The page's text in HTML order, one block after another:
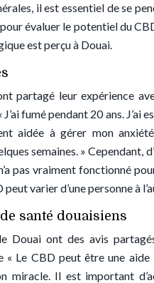
il est essentiel de se
évaluer le potentiel du
est perçu à Douai.
partagé leur expérience
fumé pendant 20 ans.
aidée à gérer mon
semaines. » Cependant,
pas vraiment fonctionné
varier d’une personne à
santé douaisiens
Douai ont des avis
« Le CBD peut être une
miracle. Il est important